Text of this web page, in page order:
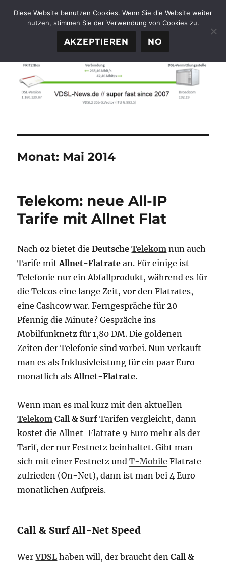
FTTH-News.de
Monat: Mai 2014
Telekom: neue All-IP
Tarife mit Allnet Flat
Nacho2 bietet dieDeutscheTelekom nun auch
Tarife mitAllnet-Flatrate an. Für einige ist
Telefonie nur ein Abfallprodukt, während es für
die Telcos eine lange Zeit, vor den Flatrates,
eine Cashcow war. Ferngespräche für 20
Pfennig die Minute? Gespräche ins
Mobilfunknetz für 1,80 DM. Die goldenen
Zeiten der Telefonie sind vorbei. Nun verkauft
man es als Inklusivleistung für ein paar Euro
monatlich alsAllnet-Flatrate.
Wenn man es mal kurz mit den aktuellen
Telekom Call & Surf Tarifen vergleicht, dann
kostet die Allnet-Flatrate 9 Euro mehr als der
Tarif, der nur Festnetz beinhaltet. Gibt man
sich mit einer Festnetz undT-Mobile Flatrate
zufrieden (On-Net), dann ist man bei 4 Euro
monatlichen Aufpreis.
Call & Surf All-Net Speed
WerVDSL haben will, der braucht denCall &
Diese Website benutzen Cookies. Wenn Sie die Website weiter
nutzen, stimmen Sie der Verwendung von Cookies zu.
AKZEPTIEREN NO